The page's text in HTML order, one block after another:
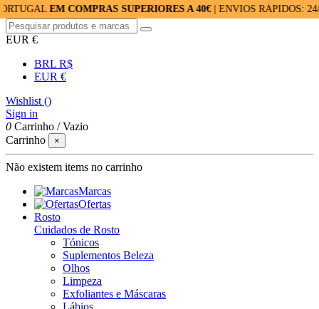
EM COMPRAS SUPERIORES A 40€| ENVIOS RÁPIDOS: 24/48H |
EUR €
BRL R$
EUR €
Wishlist ()
Sign in
0 Carrinho /Vazio
Carrinho
×
Não existem items no carrinho
Marcas
Ofertas
Rosto
Cuidados de Rosto
Tónicos
Suplementos Beleza
Olhos
Limpeza
Exfoliantes e Máscaras
Lábios